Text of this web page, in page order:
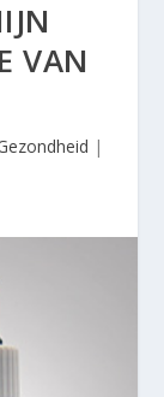
VAN
|